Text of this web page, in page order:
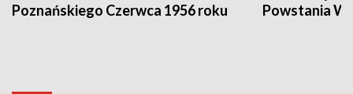
Poznańskiego Czerwca 1956 roku
Powstania